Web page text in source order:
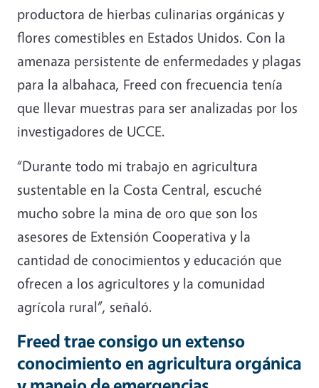
productora de hierbas culinarias orgánicas y
flores comestibles en Estados Unidos. Con la
amenaza persistente de enfermedades y plagas
para la albahaca, Freed con frecuencia tenía
que llevar muestras para ser analizadas por los
investigadores de UCCE.
“Durante todo mi trabajo en agricultura
sustentable en la Costa Central, escuché
mucho sobre la mina de oro que son los
asesores de Extensión Cooperativa y la
cantidad de conocimientos y educación que
ofrecen a los agricultores y la comunidad
agrícola rural”, señaló.
Freed trae consigo un extenso
conocimiento en agricultura orgánica